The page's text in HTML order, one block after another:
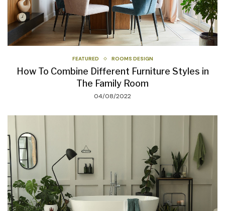
FEATURED ROOMS DESIGN
How To Combine Different Furniture Styles in
The Family Room
04/08/2022